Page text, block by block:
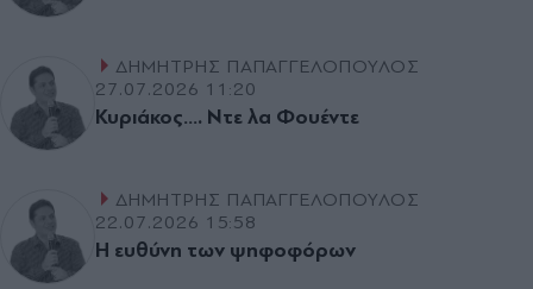
ΔΗΜΗΤΡΗΣ ΠΑΠΑΓΓΕΛΟΠΟΥΛΟΣ
27.07.2026 11:20
Κυριάκος…. Ντε λα Φουέντε
ΔΗΜΗΤΡΗΣ ΠΑΠΑΓΓΕΛΟΠΟΥΛΟΣ
22.07.2026 15:58
Η ευθύνη των ψηφοφόρων